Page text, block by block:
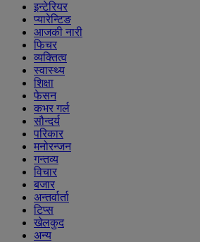
इन्टेरियर
प्यारेन्टिङ
आजकी नारी
फिचर
व्यक्तित्व
स्वास्थ्य
शिक्षा
फेसन
कभर गर्ल
सौन्दर्य
परिकार
मनोरन्जन
गन्तव्य
विचार
बजार
अन्तर्वार्ता
टिप्स
खेलकुद
अन्य